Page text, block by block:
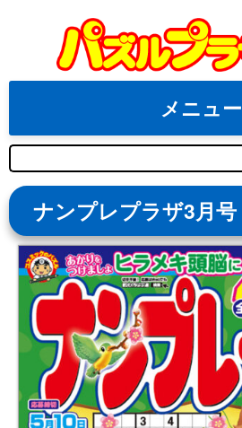
content
メニュー
検
索
ナンプレプラザ3月号